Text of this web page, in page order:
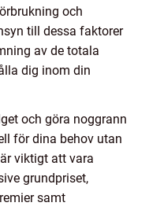
och
till dessa faktorer
av de totala
dig inom din
och göra noggrann
för dina behov utan
viktigt att vara
grundpriset,
samt